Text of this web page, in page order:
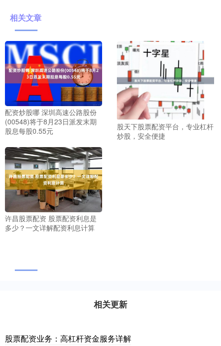
相关文章
配资炒股哪 深圳高速公路股份
(00548)将于8月23日派发末期
股息每股0.55元
股天下股票配资平台，专业杠杆
炒股，安全便捷
许昌股票配资 股票配资利息是
多少？一文详解配资利息计算
相关更新
股票配资业务：高杠杆资金服务详解